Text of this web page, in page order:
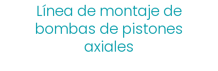
Línea de montaje de
bombas de pistones
axiales